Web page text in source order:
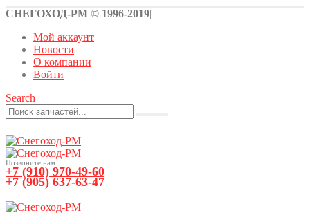
СНЕГОХОД-РМ © 1996-2019|
Мой аккаунт
Новости
О компании
Войти
Search
Позвоните нам
+7 (910) 970-49-60
+7 (905) 637-63-47